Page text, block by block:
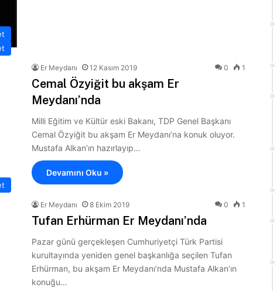
Er Meydanı 12 Kasım 2019 0 1
Cemal Özyiğit bu akşam Er
Meydanı’nda
Milli Eğitim ve Kültür eski Bakanı, TDP Genel Başkanı
Cemal Özyiğit bu akşam Er Meydanı’na konuk oluyor.
Mustafa Alkan’ın hazırlayıp…
Devamını Oku »
Er Meydanı 8 Ekim 2019 0 1
Tufan Erhürman Er Meydanı’nda
Pazar günü gerçekleşen Cumhuriyetçi Türk Partisi
kurultayında yeniden genel başkanlığa seçilen Tufan
Erhürman, bu akşam Er Meydanı’nda Mustafa Alkan’ın
konuğu…